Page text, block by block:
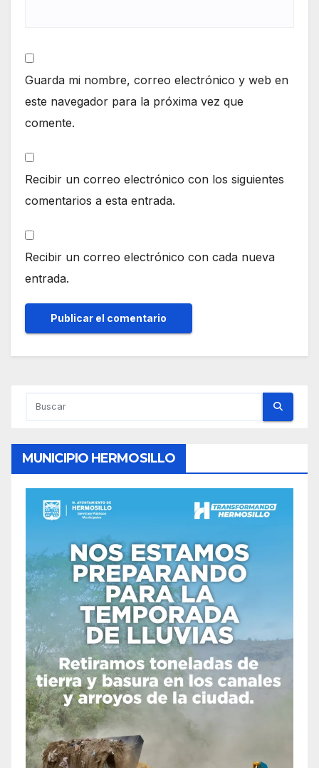
Guarda mi nombre, correo electrónico y web en
este navegador para la próxima vez que
comente.
Recibir un correo electrónico con los siguientes
comentarios a esta entrada.
Recibir un correo electrónico con cada nueva
entrada.
MUNICIPIO HERMOSILLO